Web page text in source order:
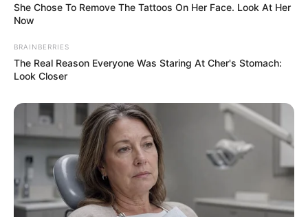
She Chose To Remove The Tattoos On Her Face. Look At Her
Now
BRAINBERRIES
The Real Reason Everyone Was Staring At Cher's Stomach:
Look Closer